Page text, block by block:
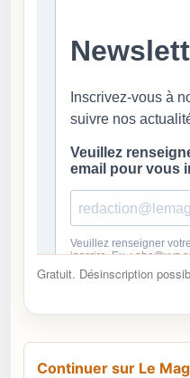
Gratuit. Désinscription
Continuer sur Le